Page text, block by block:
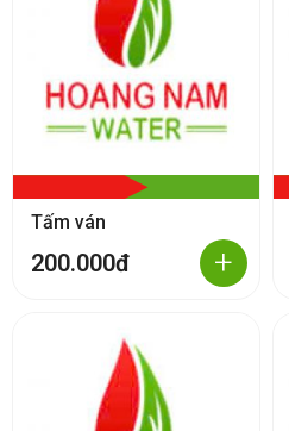
Tấm ván
200.000đ +